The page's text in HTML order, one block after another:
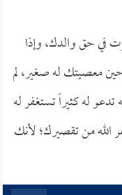
في حق والدك، وإذا
معصيتك له صغير، لم
له كثيراً تستغفر له
الله من تقصيرك؛ لأنك